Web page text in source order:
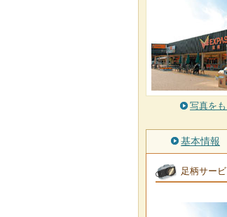
写真を
基本情報
足柄サー